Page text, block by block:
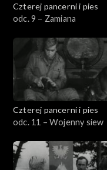
Czterej pancerni i pies
odc. 9 – Zamiana
Czterej pancerni i pies
odc. 11 – Wojenny siew